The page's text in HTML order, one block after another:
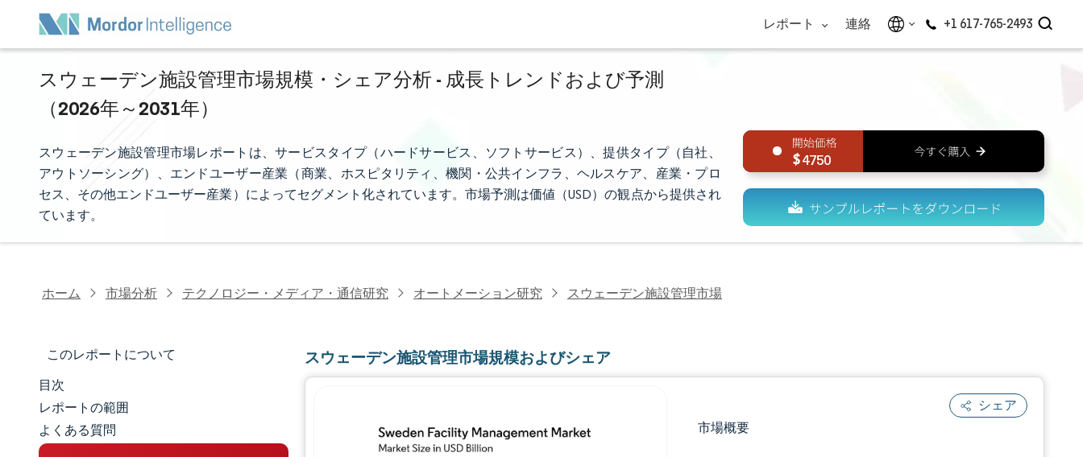
レポート 連絡 +1 617-765-2493
スウェーデン施設管理市場規模・シェア分析 - 成長トレンドおよび予測
（2026年～2031年）
スウェーデン施設管理市場レポートは、サービスタイプ（ハードサービス、ソフトサービス）、提供タイプ（自社、
アウトソーシング）、エンドユーザー産業（商業、ホスピタリティ、機関・公共インフラ、ヘルスケア、産業・プロ
セス、その他エンドユーザー産業）によってセグメント化されています。市場予測は価値（USD）の観点から提供され
ています。
4750
ホーム 市場分析 テクノロジー・メディア・通信研究 オートメーション研究 スウェーデン施設管理市場
このレポートについて
市場規模とシェア
市場分析
目次
レポートの範囲
よくある質問
スウェーデン施設管理市場規模およびシェア
シェア
市場概要